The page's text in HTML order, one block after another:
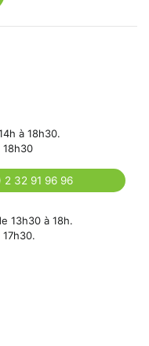
à 18h30.
18h30
32 91 96 96
13h30 à 18h.